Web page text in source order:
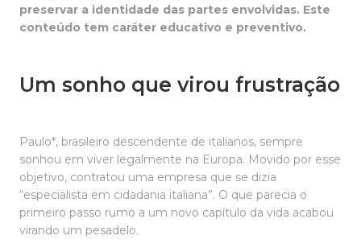
preservar a identidade das partes envolvidas. Este
conteúdo tem caráter educativo e preventivo.
Um sonho que virou frustração
Paulo*, brasileiro descendente de italianos, sempre
sonhou em viver legalmente na Europa. Movido por esse
objetivo, contratou uma empresa que se dizia
“especialista em cidadania italiana”. O que parecia o
primeiro passo rumo a um novo capítulo da vida acabou
virando um pesadelo.